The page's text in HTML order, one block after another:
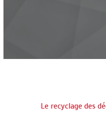
Le recyclage des